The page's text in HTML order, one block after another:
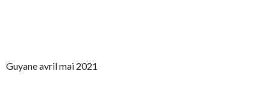
Guyane avril mai 2021